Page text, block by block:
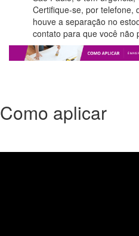
Certifique-se, por telefone,
houve a separação no
contato para que você não
Como aplicar